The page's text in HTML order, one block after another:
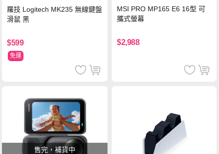
羅技 Logitech MK235 無線鍵盤
滑鼠 黑
$599
免運
MSI PRO MP165 E6 16型 可
攜式螢幕
$2,988
售完，補貨中